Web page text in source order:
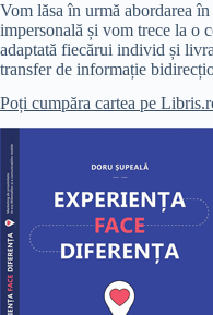
Vom lăsa în urmă abordarea
impersonală și vom trece la o
adaptată fiecărui individ și
transfer de informație
Poți cumpăra cartea pe